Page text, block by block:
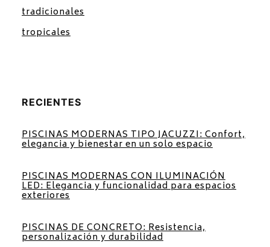
tradicionales
tropicales
RECIENTES
PISCINAS MODERNAS TIPO JACUZZI: Confort,
elegancia y bienestar en un solo espacio
PISCINAS MODERNAS CON ILUMINACIÓN
LED: Elegancia y funcionalidad para espacios
exteriores
PISCINAS DE CONCRETO: Resistencia,
personalización y durabilidad